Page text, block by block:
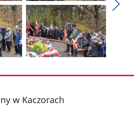
Pokaż
zdjęcie
2
z
galerii.
galerii.
w Kaczorach